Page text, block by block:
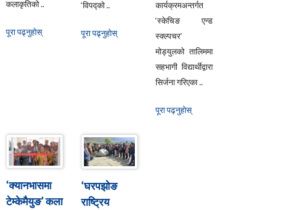
कलाकृतिको ..
पूरा पढ्नुहाेस्
‘विपद्को ..
पूरा पढ्नुहाेस्
कार्यक्रमअन्तर्गत
‘स्केचिङ एन्ड
स्क्ल्पचर’
मोड्युलको तालिममा
सहभागी विद्यार्थीद्वारा
सिर्जना गरिएका ..
पूरा पढ्नुहाेस्
‘क्यानभासमा
टेम्केमैयुङ’ कला
‘घरपझोङ
राष्ट्रिय